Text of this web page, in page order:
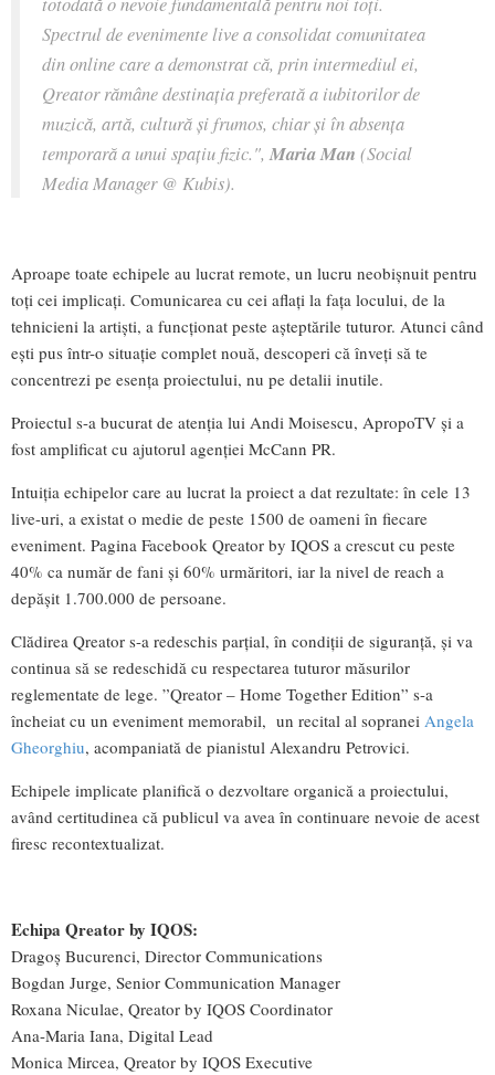
Spectrul de evenimente live a consolidat comunitatea
din online care a demonstrat că, prin intermediul ei,
Qreator rămâne destinația preferată a iubitorilor de
muzică, artă, cultură și frumos, chiar și în absența
temporară a unui spațiu fizic.", Maria Man (Social
Media Manager @ Kubis).
Aproape toate echipele au lucrat remote, un lucru neobișnuit pentru
toți cei implicați. Comunicarea cu cei aflați la fața locului, de la
tehnicieni la artiști, a funcționat peste așteptările tuturor. Atunci când
ești pus într-o situație complet nouă, descoperi că înveți să te
concentrezi pe esența proiectului, nu pe detalii inutile.
Proiectul s-a bucurat de atenția lui Andi Moisescu, ApropoTV și a
fost amplificat cu ajutorul agenției McCann PR.
Intuiția echipelor care au lucrat la proiect a dat rezultate: în cele 13
live-uri, a existat o medie de peste 1500 de oameni în fiecare
eveniment. Pagina Facebook Qreator by IQOS a crescut cu peste
40% ca număr de fani și 60% urmăritori, iar la nivel de reach a
depășit 1.700.000 de persoane.
Clădirea Qreator s-a redeschis parțial, în condiții de siguranță, și va
continua să se redeschidă cu respectarea tuturor măsurilor
reglementate de lege. ”Qreator – Home Together Edition” s-a
încheiat cu un eveniment memorabil, un recital al sopranei Angela
Gheorghiu, acompaniată de pianistul Alexandru Petrovici.
Echipele implicate planifică o dezvoltare organică a proiectului,
având certitudinea că publicul va avea în continuare nevoie de acest
firesc recontextualizat.
Echipa Qreator by IQOS:
Dragoș Bucurenci, Director Communications
Bogdan Jurge, Senior Communication Manager
Roxana Niculae, Qreator by IQOS Coordinator
Ana-Maria Iana, Digital Lead
Monica Mircea, Qreator by IQOS Executive